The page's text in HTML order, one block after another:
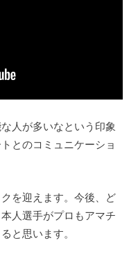
人が多いなという印象
とのコミュニケーショ
を迎えます。今後、ど
人選手がプロもアマチ
と思います。